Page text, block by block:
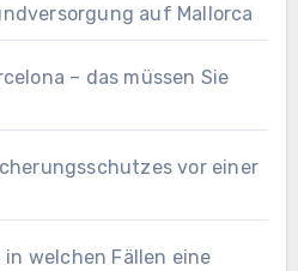
auf Mallorca
– das müssen Sie
vor einer
welchen Fällen eine